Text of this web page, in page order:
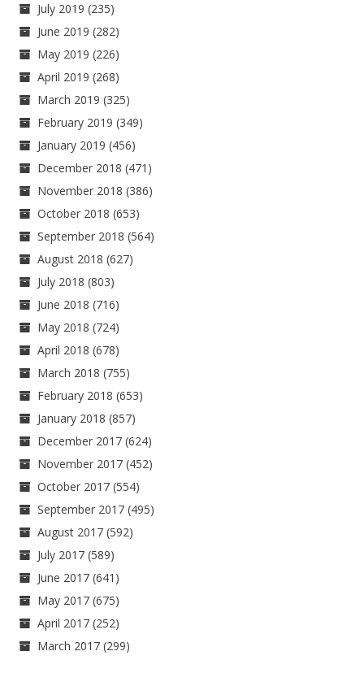
July 2019 (235)
June 2019 (282)
May 2019 (226)
April 2019 (268)
March 2019 (325)
February 2019 (349)
January 2019 (456)
December 2018 (471)
November 2018 (386)
October 2018 (653)
September 2018 (564)
August 2018 (627)
July 2018 (803)
June 2018 (716)
May 2018 (724)
April 2018 (678)
March 2018 (755)
February 2018 (653)
January 2018 (857)
December 2017 (624)
November 2017 (452)
October 2017 (554)
September 2017 (495)
August 2017 (592)
July 2017 (589)
June 2017 (641)
May 2017 (675)
April 2017 (252)
March 2017 (299)